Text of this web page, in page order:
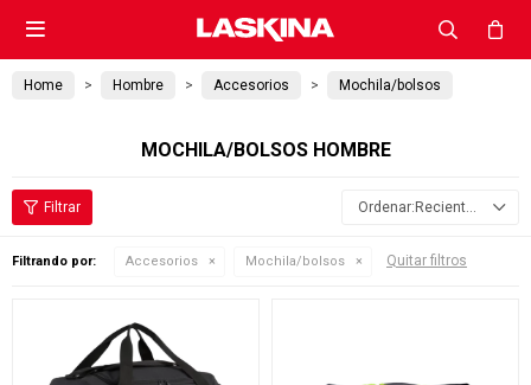

Home Hombre Accesorios Mochila/bolsos
MOCHILA/BOLSOS HOMBRE
Recientes
Filtrando por: Accesorios Mochila/bolsos Quitar filtros